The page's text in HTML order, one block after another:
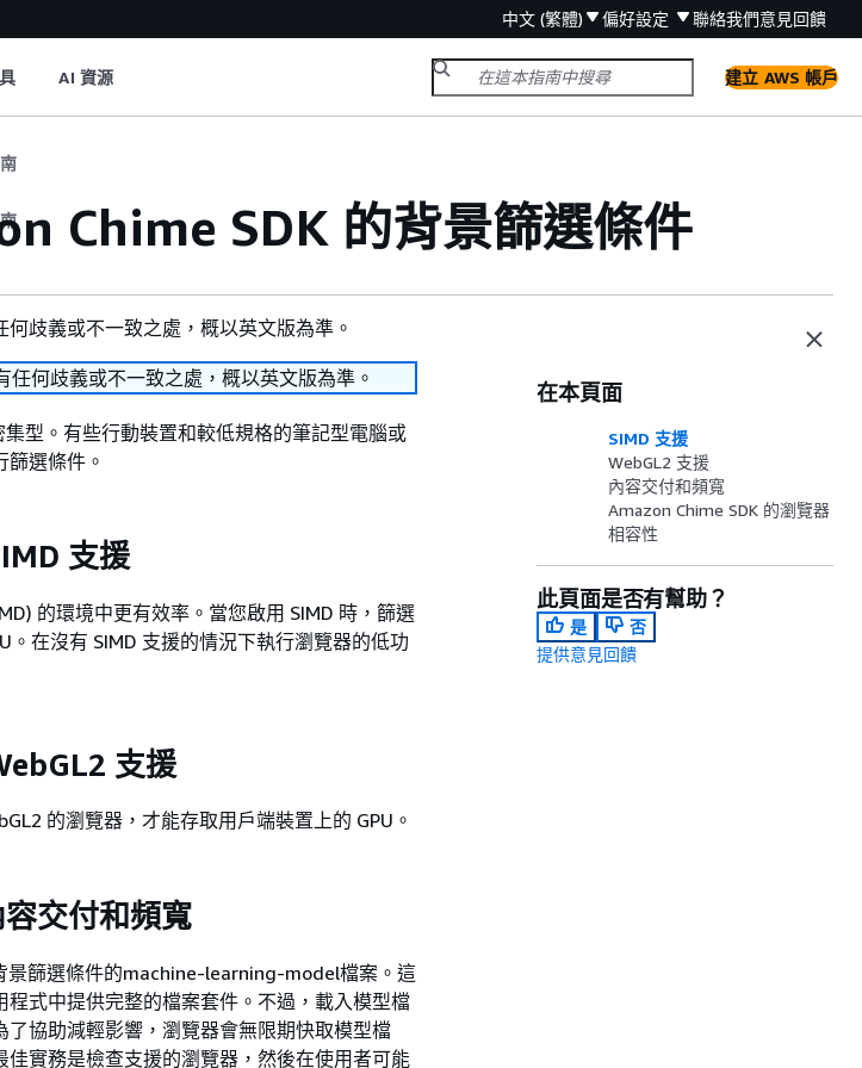
中文 (繁體) 偏好設定 聯絡我們意見回饋
AI 資源 建立 AWS 帳戶
Chime SDK 的背景篩選條件
歧義或不一致之處，概以英文版為準。
何歧義或不一致之處，概以英文版為準。
型。有些行動裝置和較低規格的筆記型電腦或
選條件。
支援
的環境中更有效率。當您啟用 SIMD 時，篩選
在沒有 SIMD 支援的情況下執行瀏覽器的低功
支援
的瀏覽器，才能存取用戶端裝置上的 GPU。
交付和頻寬
景篩選條件的machine-learning-model檔案。這
式中提供完整的檔案套件。不過，載入模型檔
協助減輕影響，瀏覽器會無限期快取模型檔
實務是檢查支援的瀏覽器，然後在使用者可能
在本頁面
SIMD 支援
WebGL2 支援
內容交付和頻寬
Amazon Chime SDK 的瀏覽器
相容性
此頁面是否有幫助？
是
否
提供意見回饋